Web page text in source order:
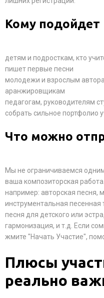
Кому подойдет
детям и подросткам, кто
пишет первые песни
молодежи и взрослым
аранжировщикам
педагогам, руководителям
собрать сильное портфолио
Что можно
Мы не ограничиваемся
ваша композиторская
например: авторская песня,
инструментальная песенная
песня для детского или
гармонизация, и т.д. Если
жмите "Начать Участие",
Плюсы
реально